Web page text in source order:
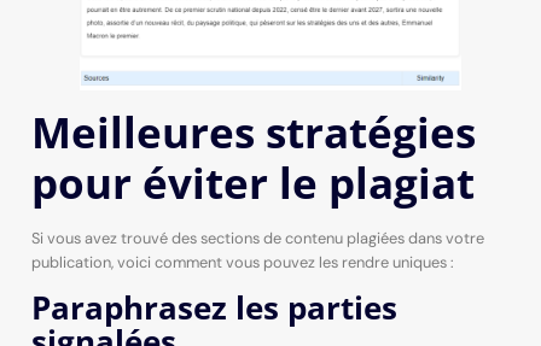
Meilleures stratégies
pour éviter le plagiat
Si vous avez trouvé des sections de contenu plagiées dans votre
publication, voici comment vous pouvez les rendre uniques :
Paraphrasez les parties